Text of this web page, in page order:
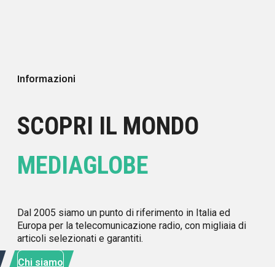
Informazioni
SCOPRI IL MONDO
MEDIAGLOBE
Dal 2005 siamo un punto di riferimento in Italia ed
Europa per la telecomunicazione radio, con migliaia di
articoli selezionati e garantiti.
Chi siamo